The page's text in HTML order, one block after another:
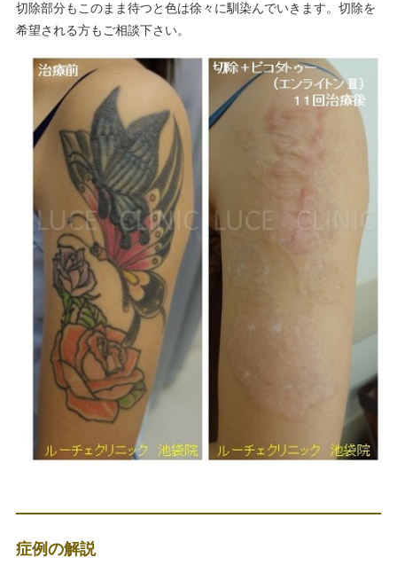
切除部分もこのまま待つと色は徐々に馴染んでいきます。切除を
希望される方もご相談下さい。
症例の解説